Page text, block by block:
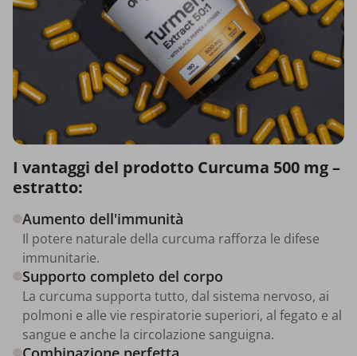
I vantaggi del prodotto Curcuma 500 mg –
estratto:
Aumento dell'immunità
Il potere naturale della curcuma rafforza le difese
immunitarie.
Supporto completo del corpo
La curcuma supporta tutto, dal sistema nervoso, ai
polmoni e alle vie respiratorie superiori, al fegato e al
sangue e anche la circolazione sanguigna.